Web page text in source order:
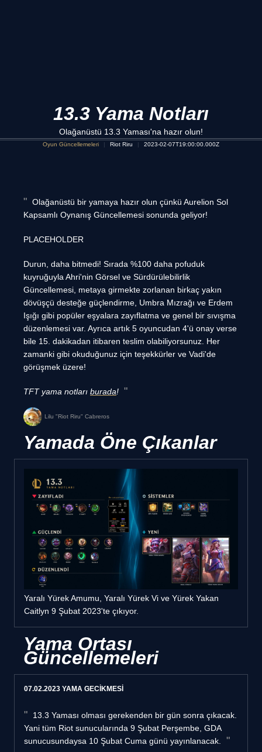
13.3 Yama Notları
Olağanüstü 13.3 Yaması'na hazır olun!
Oyun Güncellemeleri Riot Riru 2023-02-07T19:00:00.000Z
Olağanüstü bir yamaya hazır olun çünkü Aurelion Sol
Kapsamlı Oynanış Güncellemesi sonunda geliyor!
PLACEHOLDER
Durun, daha bitmedi! Sırada %100 daha pofuduk
kuyruğuyla Ahri'nin Görsel ve Sürdürülebilirlik
Güncellemesi, metaya girmekte zorlanan birkaç yakın
dövüşçü desteğe güçlendirme, Umbra Mızrağı ve Erdem
Işığı gibi popüler eşyalara zayıflatma ve genel bir sıvışma
düzenlemesi var. Ayrıca artık 5 oyuncudan 4'ü onay verse
bile 15. dakikadan itibaren teslim olabiliyorsunuz. Her
zamanki gibi okuduğunuz için teşekkürler ve Vadi'de
görüşmek üzere!
TFT yama notları burada!
Lilu "Riot Riru" Cabreros
Yamada Öne Çıkanlar
Yaralı Yürek Amumu, Yaralı Yürek Vi ve Yürek Yakan
Caitlyn 9 Şubat 2023'te çıkıyor.
Yama Ortası
Güncellemeleri
07.02.2023 YAMA GECİKMESİ
13.3 Yaması olması gerekenden bir gün sonra çıkacak.
Yani tüm Riot sunucularında 9 Şubat Perşembe, GDA
sunucusundaysa 10 Şubat Cuma günü yayınlanacak.